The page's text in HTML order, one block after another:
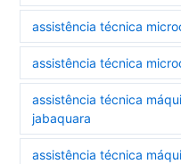
assistência técnica
assistência técnica
assistência técnica
jabaquara
assistência técnica